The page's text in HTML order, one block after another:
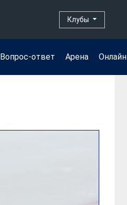
Клубы
Вопрос-ответ Арена Онлайн